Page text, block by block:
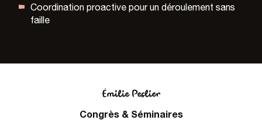
Coordination proactive pour un déroulement sans
faille
Émilie Peslier
Congrès & Séminaires